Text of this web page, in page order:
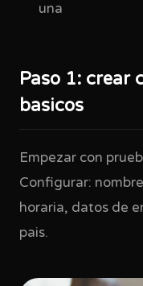
una
Paso 1: crear
basicos
Empezar con
Configurar:
horaria, datos de
pais.